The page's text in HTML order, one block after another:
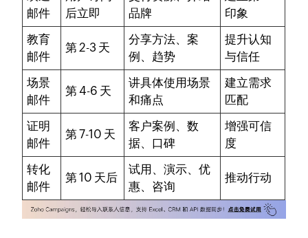
邮件
后立即
品牌
印象
教育
邮件
第 2-3 天
分享方法、案
例、趋势
提升认知
与信任
场景
邮件
第 4-6 天
讲具体使用场景
和痛点
建立需求
匹配
证明
邮件
第 7-10 天
客户案例、数
据、口碑
增强可信
度
转化
邮件
第 10 天后
试用、演示、优
惠、咨询
推动行动